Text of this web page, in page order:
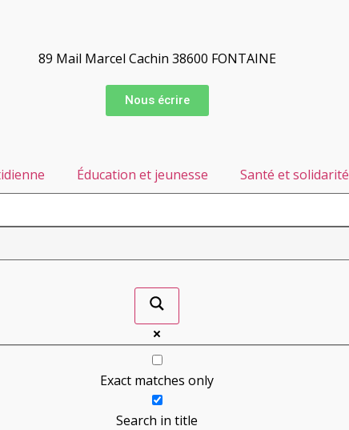
89 Mail Marcel Cachin 38600 FONTAINE
Nous écrire
Éducation et jeunesse Santé et solidarité
Exact matches only
Search in title